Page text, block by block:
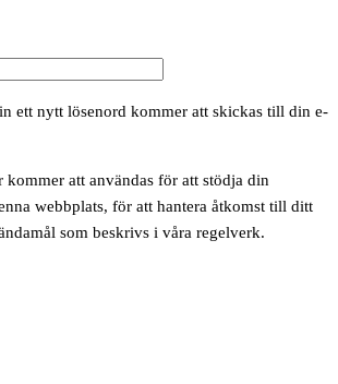
ett nytt lösenord kommer att skickas till din e-
att användas för att stödja din
webbplats, för att hantera åtkomst till ditt
som beskrivs i våra regelverk.